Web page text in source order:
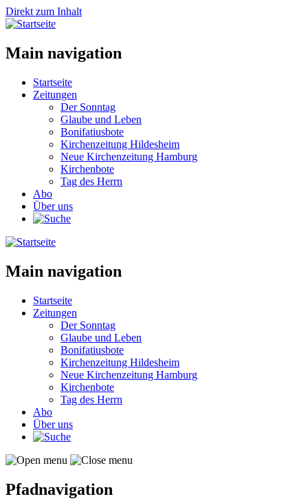
Direkt zum Inhalt
Main navigation
Startseite
Zeitungen
Der Sonntag
Glaube und Leben
Bonifatiusbote
Kirchenzeitung Hildesheim
Neue Kirchenzeitung Hamburg
Kirchenbote
Tag des Herrn
Abo
Über uns
Main navigation
Startseite
Zeitungen
Der Sonntag
Glaube und Leben
Bonifatiusbote
Kirchenzeitung Hildesheim
Neue Kirchenzeitung Hamburg
Kirchenbote
Tag des Herrn
Abo
Über uns
Pfadnavigation